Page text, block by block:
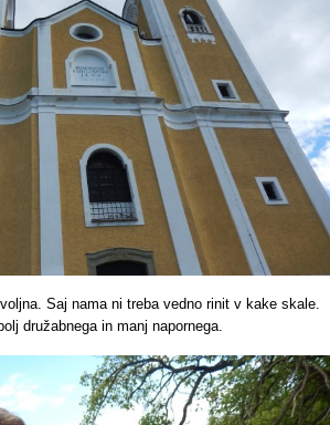
Saj nama ni treba vedno rinit v kake skale.
družabnega in manj napornega.